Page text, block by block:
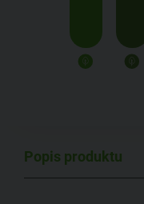
Popis produktu